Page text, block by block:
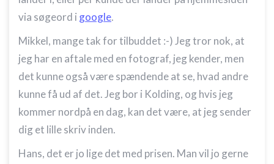
via søgeord i google.
Mikkel, mange tak for tilbuddet :-) Jeg tror nok, at
jeg har en aftale med en fotograf, jeg kender, men
det kunne også være spændende at se, hvad andre
kunne få ud af det. Jeg bor i Kolding, og hvis jeg
kommer nordpå en dag, kan det være, at jeg sender
dig et lille skriv inden.
Hans, det er jo lige det med prisen. Man vil jo gerne